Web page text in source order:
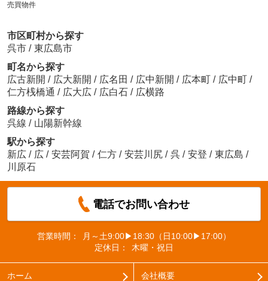
売買物件
市区町村から探す
呉市 / 東広島市
町名から探す
広古新開 / 広大新開 / 広名田 / 広中新開 / 広本町 / 広中町 /
仁方桟橋通 / 広大広 / 広白石 / 広横路
路線から探す
呉線 / 山陽新幹線
駅から探す
新広 / 広 / 安芸阿賀 / 仁方 / 安芸川尻 / 呉 / 安登 / 東広島 /
川原石
電話でお問い合わせ
営業時間：
月～土9:00▶18:30（日10:00▶17:00）
定休日：
木曜・祝日
ホーム 会社概要